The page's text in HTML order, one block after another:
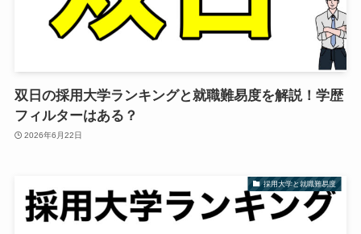
双日の採用大学ランキングと就職難易度を解説！学歴
フィルターはある？
2026年6月22日
採用大学と就職難易度